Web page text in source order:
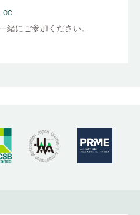
OC
緒にご参加ください。